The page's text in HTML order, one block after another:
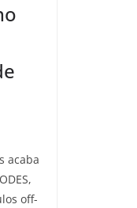
acaba
off-